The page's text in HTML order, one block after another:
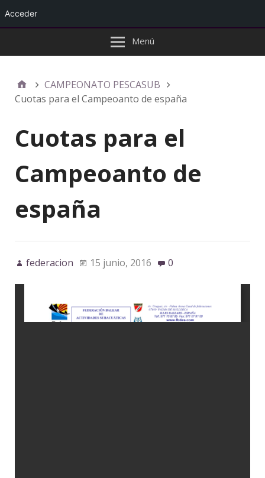
Menú
CAMPEONATO PESCASUB
Cuotas para el Campeoanto de españa
Cuotas para el
Campeoanto de
españa
federacion 15 junio, 2016 0
Acceder